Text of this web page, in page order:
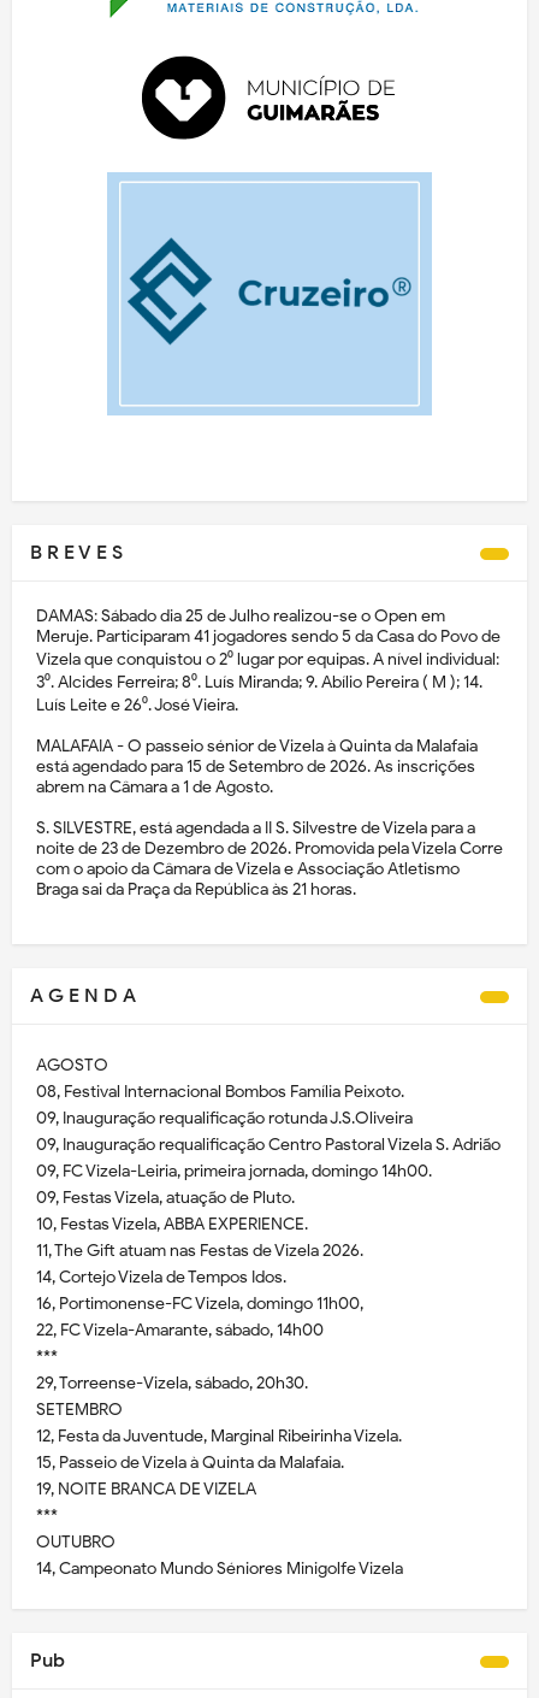
B R E V E S
DAMAS: Sábado dia 25 de Julho realizou-se o Open em
Meruje. Participaram 41 jogadores sendo 5 da Casa do Povo de
Vizela que conquistou o 2⁰ lugar por equipas. A nível individual:
3⁰. Alcides Ferreira; 8⁰. Luís Miranda; 9. Abílio Pereira ( M ); 14.
Luís Leite e 26⁰. José Vieira.
MALAFAIA - O passeio sénior de Vizela à Quinta da Malafaia
está agendado para 15 de Setembro de 2026. As inscrições
abrem na Câmara a 1 de Agosto.
S. SILVESTRE, está agendada a II S. Silvestre de Vizela para a
noite de 23 de Dezembro de 2026. Promovida pela Vizela Corre
com o apoio da Câmara de Vizela e Associação Atletismo
Braga sai da Praça da República às 21 horas.
A G E N D A
AGOSTO
08, Festival Internacional Bombos Família Peixoto.
09, Inauguração requalificação rotunda J.S.Oliveira
09, Inauguração requalificação Centro Pastoral Vizela S. Adrião
09, FC Vizela-Leiria, primeira jornada, domingo 14h00.
09, Festas Vizela, atuação de Pluto.
10, Festas Vizela, ABBA EXPERIENCE.
11, The Gift atuam nas Festas de Vizela 2026.
14, Cortejo Vizela de Tempos Idos.
16, Portimonense-FC Vizela, domingo 11h00,
22, FC Vizela-Amarante, sábado, 14h00
***
29, Torreense-Vizela, sábado, 20h30.
SETEMBRO
12, Festa da Juventude, Marginal Ribeirinha Vizela.
15, Passeio de Vizela à Quinta da Malafaia.
19, NOITE BRANCA DE VIZELA
***
OUTUBRO
14, Campeonato Mundo Séniores Minigolfe Vizela
Pub